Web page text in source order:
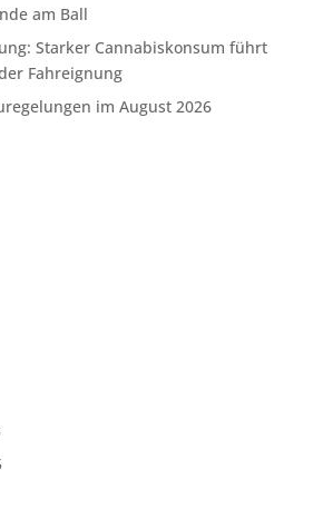
am Ball
Starker Cannabiskonsum führt
Fahreignung
im August 2026